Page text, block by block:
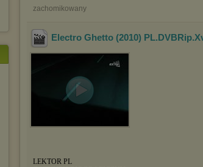
zachomikowany
Electro Ghetto (2010)
LEKTOR PL